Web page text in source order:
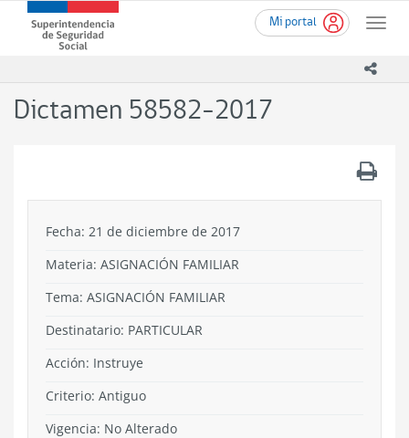
contenido
Mi portal
Toggle
Superintendencia
de
-
Dictamen 58582-2017
Fecha: 21 de diciembre de 2017
Materia: ASIGNACIÓN FAMILIAR
Tema: ASIGNACIÓN FAMILIAR
Destinatario: PARTICULAR
Acción: Instruye
Criterio: Antiguo
Vigencia: No Alterado